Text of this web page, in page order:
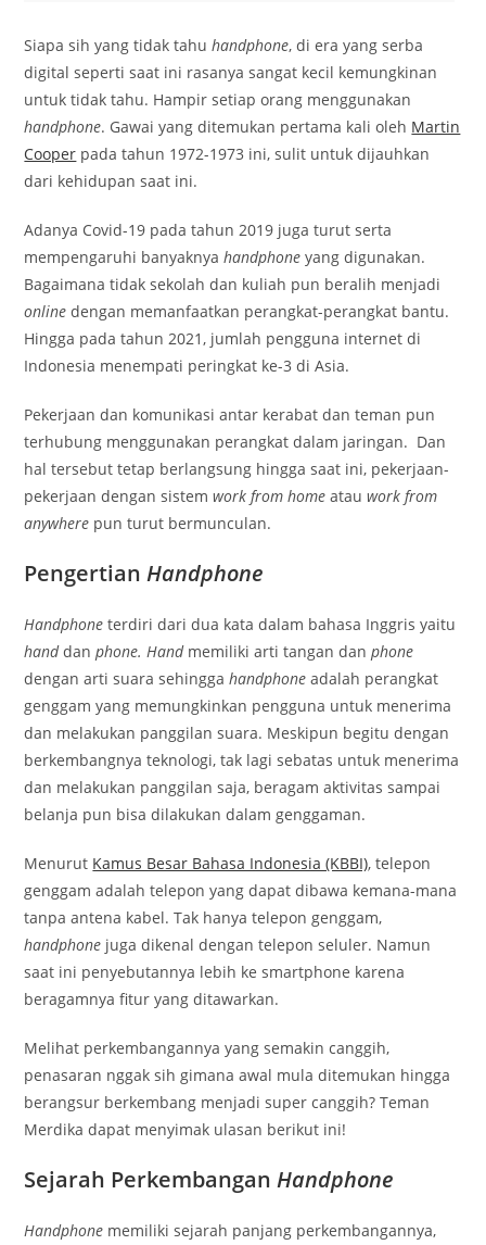
Siapa sih yang tidak tahuhandphone, di era yang serba
digital seperti saat ini rasanya sangat kecil kemungkinan
untuk tidak tahu. Hampir setiap orang menggunakan
handphone. Gawai yang ditemukan pertama kali oleh Martin
Cooper pada tahun 1972-1973 ini, sulit untuk dijauhkan
dari kehidupan saat ini.
Adanya Covid-19 pada tahun 2019 juga turut serta
mempengaruhi banyaknyahandphone yang digunakan.
Bagaimana tidak sekolah dan kuliah pun beralih menjadi
online dengan memanfaatkan perangkat-perangkat bantu.
Hingga pada tahun 2021, jumlah pengguna internet di
Indonesia menempati peringkat ke-3 di Asia.
Pekerjaan dan komunikasi antar kerabat dan teman pun
terhubung menggunakan perangkat dalam jaringan. Dan
hal tersebut tetap berlangsung hingga saat ini, pekerjaan-
pekerjaan dengan sistemwork from home atauwork from
anywhere pun turut bermunculan.
PengertianHandphone
Handphoneterdiri dari dua kata dalam bahasa Inggris yaitu
handdanphone. Handmemiliki arti tangan danphone
dengan arti suara sehinggahandphone adalah perangkat
genggam yang memungkinkan pengguna untuk menerima
dan melakukan panggilan suara. Meskipun begitu dengan
berkembangnya teknologi, tak lagi sebatas untuk menerima
dan melakukan panggilan saja, beragam aktivitas sampai
belanja pun bisa dilakukan dalam genggaman.
Menurut Kamus Besar Bahasa Indonesia (KBBI), telepon
genggam adalah telepon yang dapat dibawa kemana-mana
tanpa antena kabel. Tak hanya telepon genggam,
handphone juga dikenal dengan telepon seluler. Namun
saat ini penyebutannya lebih ke smartphone karena
beragamnya fitur yang ditawarkan.
Melihat perkembangannya yang semakin canggih,
penasaran nggak sih gimana awal mula ditemukan hingga
berangsur berkembang menjadi super canggih? Teman
Merdika dapat menyimak ulasan berikut ini!
Sejarah PerkembanganHandphone
Handphone memiliki sejarah panjang perkembangannya,